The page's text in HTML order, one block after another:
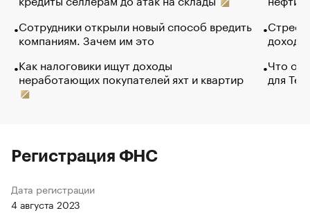
Сотрудники открыли новый способ вредить
компаниям. Зачем им это
Как налоговики ищут доходы
неработающих покупателей яхт и квартир
Что
для
Регистрация ФНС
Дата регистрации
4 августа 2023